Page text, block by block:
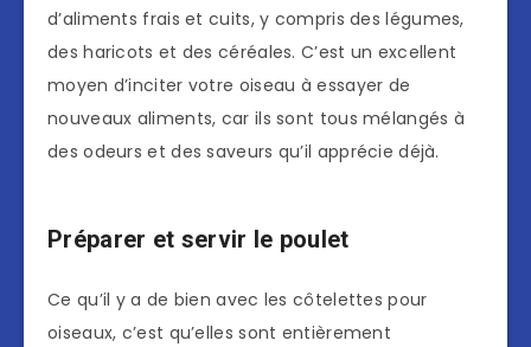
d’aliments frais et cuits, y compris des légumes,
des haricots et des céréales. C’est un excellent
moyen d’inciter votre oiseau à essayer de
nouveaux aliments, car ils sont tous mélangés à
des odeurs et des saveurs qu’il apprécie déjà.
Préparer et servir le poulet
Ce qu’il y a de bien avec les côtelettes pour
oiseaux, c’est qu’elles sont entièrement